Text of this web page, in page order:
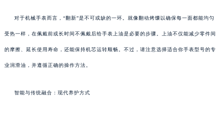
对于机械手表而言，“翻新”是不可或缺的一环。就像翻动烤馕以确保每一面都能均匀
受热一样，在佩戴前或长时间不佩戴后给手表上油是必要的步骤。上油不仅能减少零件间
的摩擦、延长使用寿命，还能保持机芯运转顺畅。不过，请注意选择适合你手表型号的专
业润滑油，并遵循正确的操作方法。
智能与传统融合：现代养护方式